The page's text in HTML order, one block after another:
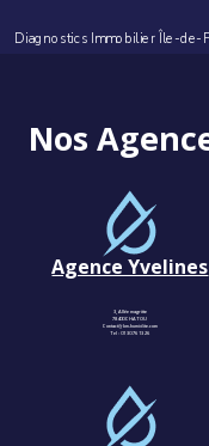
Diagnostics Immobilier Île-de-
Nos
Agence Yvelines
3, Allée magritte
78400 CHATOU
Contact@km-humidite.com
Tel :01 30 76 13 26